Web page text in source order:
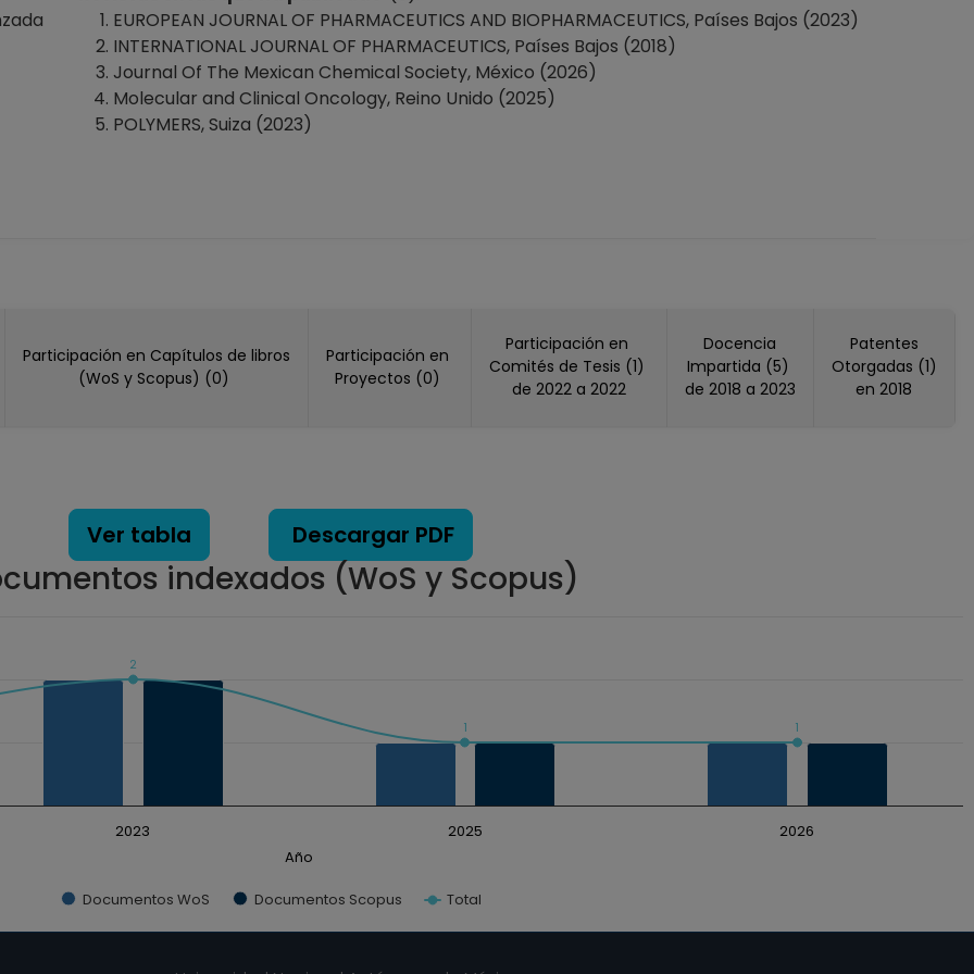
"Zaragoza"
2022
TP No Definitivo
"Zaragoza"
2018
TP No Definitivo
06-2018
EUROPEAN JOURNAL OF PHARMACEUTICS AND BIOPHARMACEUTICS, Países Bajos (2023)
INTERNATIONAL JOURNAL OF PHARMACEUTICS, Países Bajos (2018)
Journal Of The Mexican Chemical Society, México (2026)
Molecular and Clinical Oncology, Reino Unido (2025)
POLYMERS, Suiza (2023)
Participación en Capítulos de libros
(WoS y Scopus) (0)
Participación en
Proyectos (0)
Participación en
Comités de Tesis (1)
de 2022 a 2022
Docencia
Impartida (5)
de 2018 a 2023
Patentes
Otorgadas (1)
en 2018
Ver tabla Descargar PDF
indexados (WoS y Scopus)
Data ranges from 1 to 2.
Año
2
1 1
Documentos WoS Documentos Scopus Total
2023 2025 2026